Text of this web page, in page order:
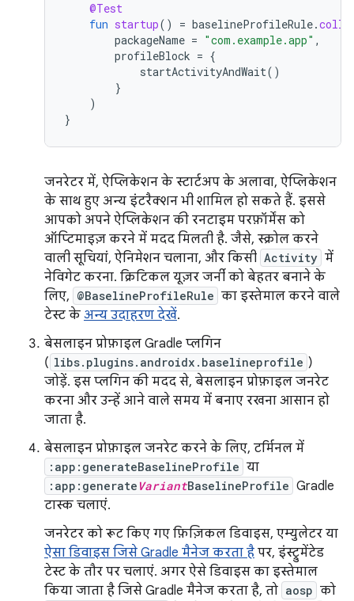
@Test
fun startup() = baselineProfileRule.
packageName = "com.example.app" ,
profileBlock = {
startActivityAndWait()
}
)
}
जनरेटर में, ऐप्लिकेशन के स्टार्टअप के अलावा, ऐप्लिकेशन
के साथ हुए अन्य इंटरैक्शन भी शामिल हो सकते हैं. इससे
आपको अपने ऐप्लिकेशन की रनटाइम परफ़ॉर्मेंस को
ऑप्टिमाइज़ करने में मदद मिलती है. जैसे, स्क्रोल करने
वाली सूचियां, ऐनिमेशन चलाना, और किसी Activity में
नेविगेट करना. क्रिटिकल यूज़र जर्नी को बेहतर बनाने के
लिए, @BaselineProfileRule का इस्तेमाल करने वाले
टेस्ट के अन्य उदाहरण देखें.
बेसलाइन प्रोफ़ाइल Gradle प्लगिन
( libs.plugins.androidx.baselineprofile )
जोड़ें. इस प्लगिन की मदद से, बेसलाइन प्रोफ़ाइल जनरेट
करना और उन्हें आने वाले समय में बनाए रखना आसान हो
जाता है.
बेसलाइन प्रोफ़ाइल जनरेट करने के लिए, टर्मिनल में
:app:generateBaselineProfile या
:app:generate VariantBaselineProfile Gradle
टास्क चलाएं.
जनरेटर को रूट किए गए फ़िज़िकल डिवाइस, एम्युलेटर या
ऐसा डिवाइस जिसे Gradle मैनेज करता है पर, इंस्ट्रुमेंटेड
टेस्ट के तौर पर चलाएं. अगर ऐसे डिवाइस का इस्तेमाल
किया जाता है जिसे Gradle मैनेज करता है, तो aosp को